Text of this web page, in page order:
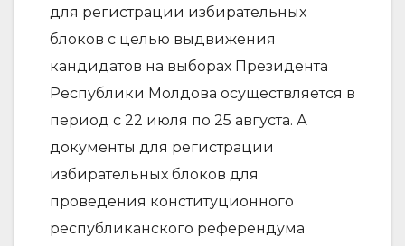
для регистрации избирательных
блоков с целью выдвижения
кандидатов на выборах Президента
Республики Молдова осуществляется в
период с 22 июля по 25 августа. А
документы для регистрации
избирательных блоков для
проведения конституционного
республиканского референдума